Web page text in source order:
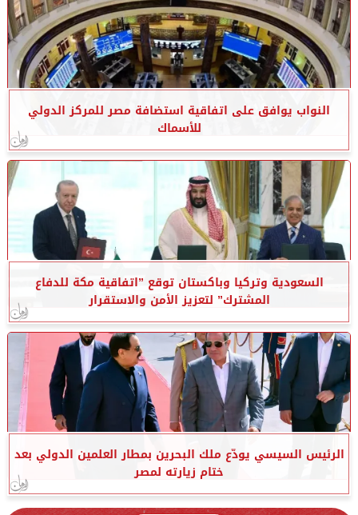
النواب يوافق على اتفاقية استضافة مصر للمركز الدولي
للأسماك
السعودية وتركيا وباكستان توقع ”اتفاقية مكة للدفاع
المشترك” لتعزيز الأمن والاستقرار
الرئيس السيسي يودّع ملك البحرين بمطار العلمين الدولي بعد
ختام زيارته لمصر